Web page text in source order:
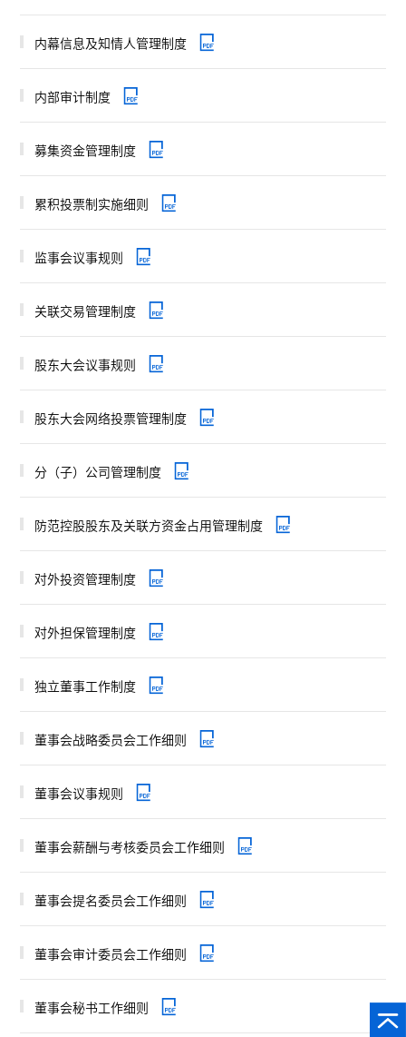
内幕信息及知情人管理制度
内部审计制度
募集资金管理制度
累积投票制实施细则
监事会议事规则
关联交易管理制度
股东大会议事规则
股东大会网络投票管理制度
分（子）公司管理制度
防范控股股东及关联方资金占用管理制度
对外投资管理制度
对外担保管理制度
独立董事工作制度
董事会战略委员会工作细则
董事会议事规则
董事会薪酬与考核委员会工作细则
董事会提名委员会工作细则
董事会审计委员会工作细则
董事会秘书工作细则